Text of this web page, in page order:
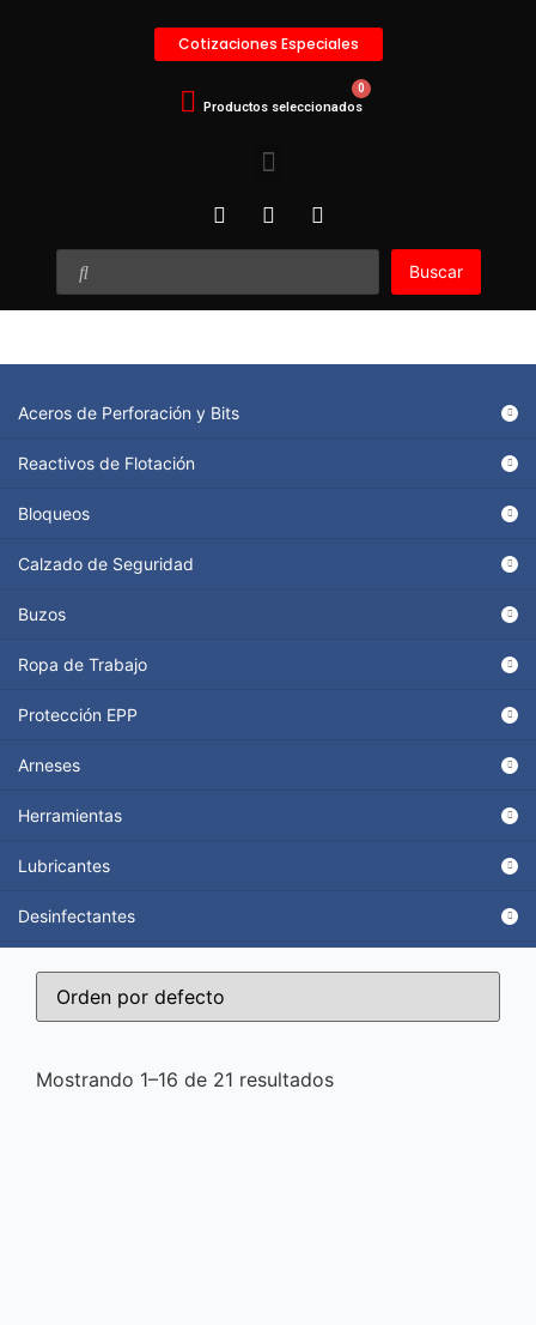
Cotizaciones Especiales
Buscar
Aceros de Perforación y Bits
Reactivos de Flotación
Bloqueos
Calzado de Seguridad
Buzos
Ropa de Trabajo
Protección EPP
Arneses
Herramientas
Lubricantes
Desinfectantes
Mostrando 1–16 de 21 resultados